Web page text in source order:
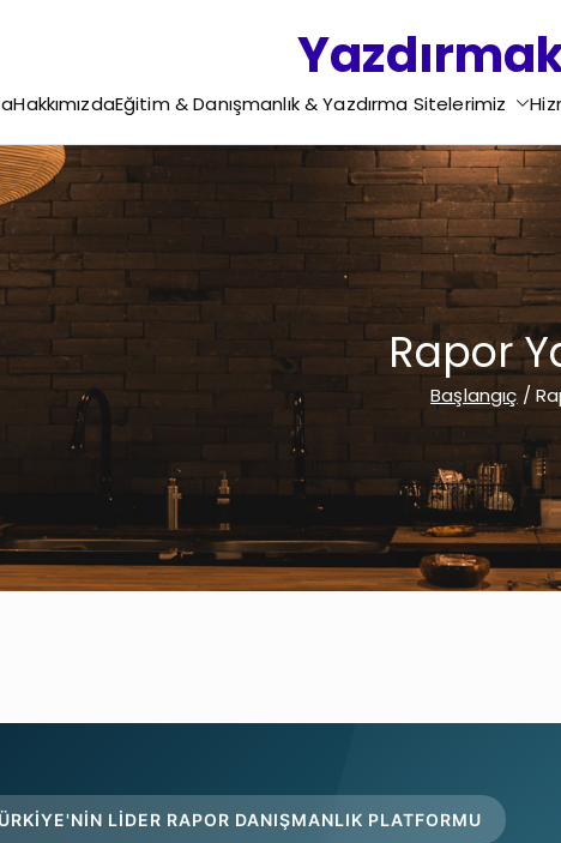
Ödev Yazdırma - Tez
HakkımızdaEğitim & Danışmanlık & Yazdırma Sitelerimiz
Rapor
Başlangıç
LİDER RAPOR DANIŞMANLIK PLATFORMU